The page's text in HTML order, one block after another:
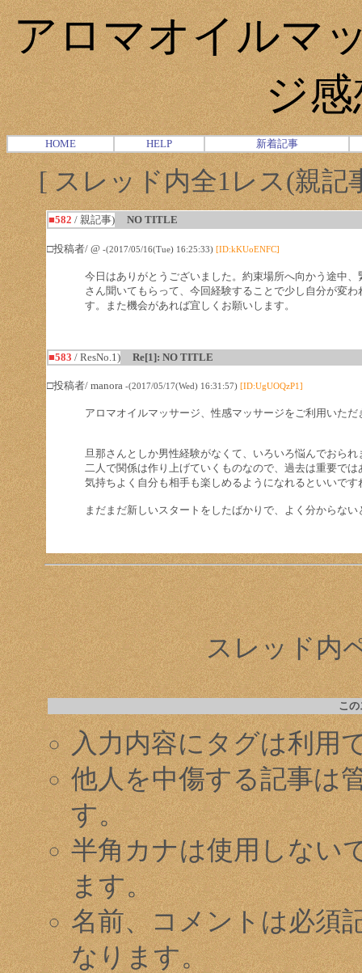
アロマオイルマ
ジ
HOME HELP 新着記事
[ スレッド内全1レス(親
■582 / 親記事) NO TITLE
□投稿者/ @ -(2017/05/16(Tue) 16:25:33) [ID:kKUoENFC]
今日はありがとうございました。約束場所へ向かう途中
さん聞いてもらって、今回経験することで少し自分が変
す。また機会があれば宜しくお願いします。
■583 / ResNo.1) Re[1]: NO TITLE
□投稿者/ manora -(2017/05/17(Wed) 16:31:57) [ID:UgUOQzP1]
アロマオイルマッサージ、性感マッサージをご利用いた
旦那さんとしか男性経験がなくて、いろいろ悩んでおら
二人で関係は作り上げていくものなので、過去は重要では
気持ちよく自分も相手も楽しめるようになれるといいです
まだまだ新しいスタートをしたばかりで、よく分からな
スレッド内
こ
入力内容にタグは利用
他人を中傷する記事は
す。
半角カナは使用しない
ます。
名前、コメントは必須
なります。